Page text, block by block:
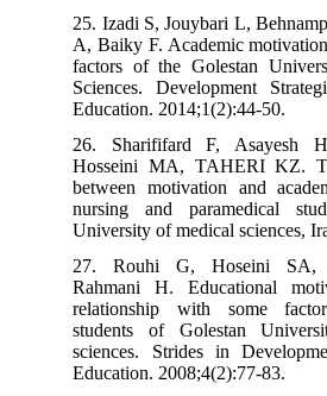
25. Izadi S, Jouybari L,
A, Baiky F. Academic
factors of the Golestan
Sciences. Development
Education. 2014;1(2):44-50.
26. Sharififard F, Asayesh
Hosseini MA, TAHERI KZ.
between motivation and
nursing and paramedical
University of medical sciences,
27. Rouhi G, Hoseini
Rahmani H. Educational
relationship with some
students of Golestan
sciences. Strides in
Education. 2008;4(2):77-83.